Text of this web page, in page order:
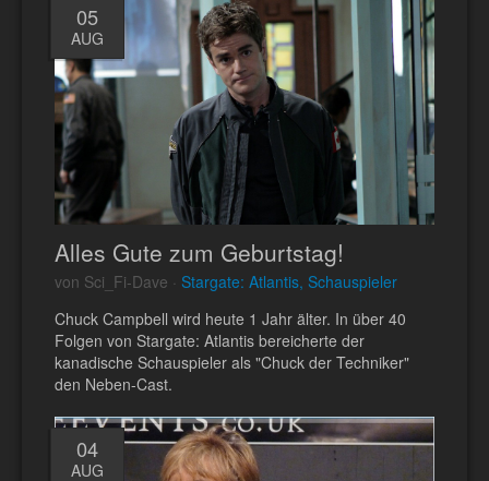
05
AUG
Alles Gute zum Geburtstag!
von Sci_Fi-Dave · Stargate: Atlantis, Schauspieler
Chuck Campbell wird heute 1 Jahr älter. In über 40
Folgen von Stargate: Atlantis bereicherte der
kanadische Schauspieler als "Chuck der Techniker"
den Neben-Cast.
04
AUG